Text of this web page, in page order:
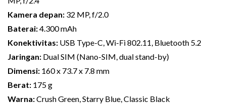
Kamera depan: 32 MP, f/2.0
Baterai:4.300 mAh
Konektivitas: USB Type-C, Wi-Fi 802.11, Bluetooth 5.2
Jaringan: Dual SIM (Nano-SIM, dual stand-by)
Dimensi: 160 x 73.7 x 7.8 mm
Berat: 175 g
Warna:Crush Green, Starry Blue, Classic Black